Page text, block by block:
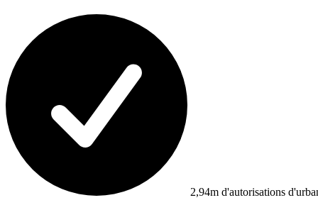
2,94m d'autorisations